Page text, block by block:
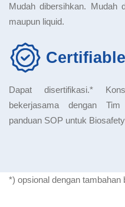
Mudah dibersihkan. Mudah
maupun liquid.
Certifiable
Dapat disertifikasi.*
bekerjasama dengan
panduan SOP untuk
*) opsional dengan tambahan